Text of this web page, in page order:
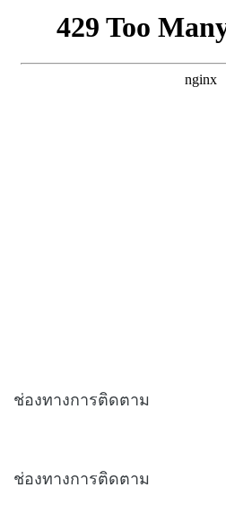
ช่องทางการติดตาม
ช่องทางการติดตาม